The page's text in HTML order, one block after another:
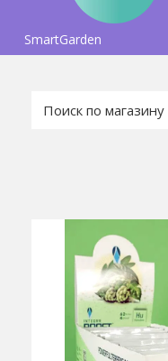
SmartGarden